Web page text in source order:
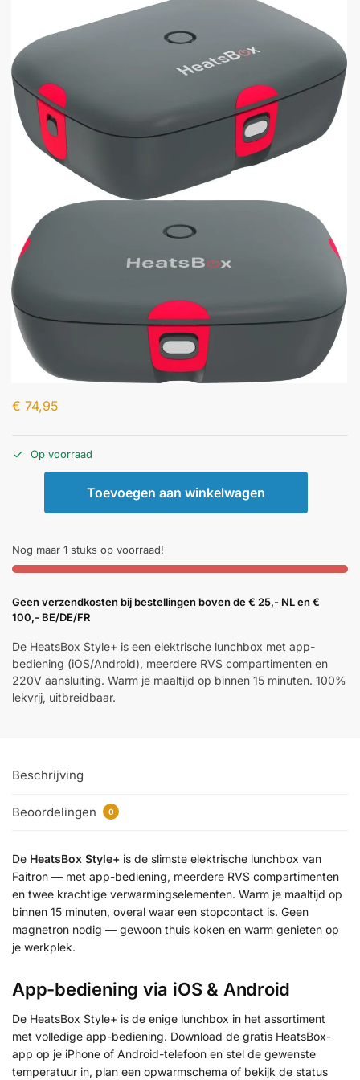
€ 74,95
Op voorraad
Toevoegen aan winkelwagen
Nog maar 1 stuks op voorraad!
Geen verzendkosten bij bestellingen boven de € 25,- NL en €
100,- BE/DE/FR
De HeatsBox Style+ is een elektrische lunchbox met app-
bediening (iOS/Android), meerdere RVS compartimenten en
220V aansluiting. Warm je maaltijd op binnen 15 minuten. 100%
lekvrij, uitbreidbaar.
Beschrijving
Beoordelingen 0
De HeatsBox Style+ is de slimste elektrische lunchbox van
Faitron — met app-bediening, meerdere RVS compartimenten
en twee krachtige verwarmingselementen. Warm je maaltijd op
binnen 15 minuten, overal waar een stopcontact is. Geen
magnetron nodig — gewoon thuis koken en warm genieten op
je werkplek.
App-bediening via iOS & Android
De HeatsBox Style+ is de enige lunchbox in het assortiment
met volledige app-bediening. Download de gratis HeatsBox-
app op je iPhone of Android-telefoon en stel de gewenste
temperatuur in, plan een opwarmschema of bekijk de status